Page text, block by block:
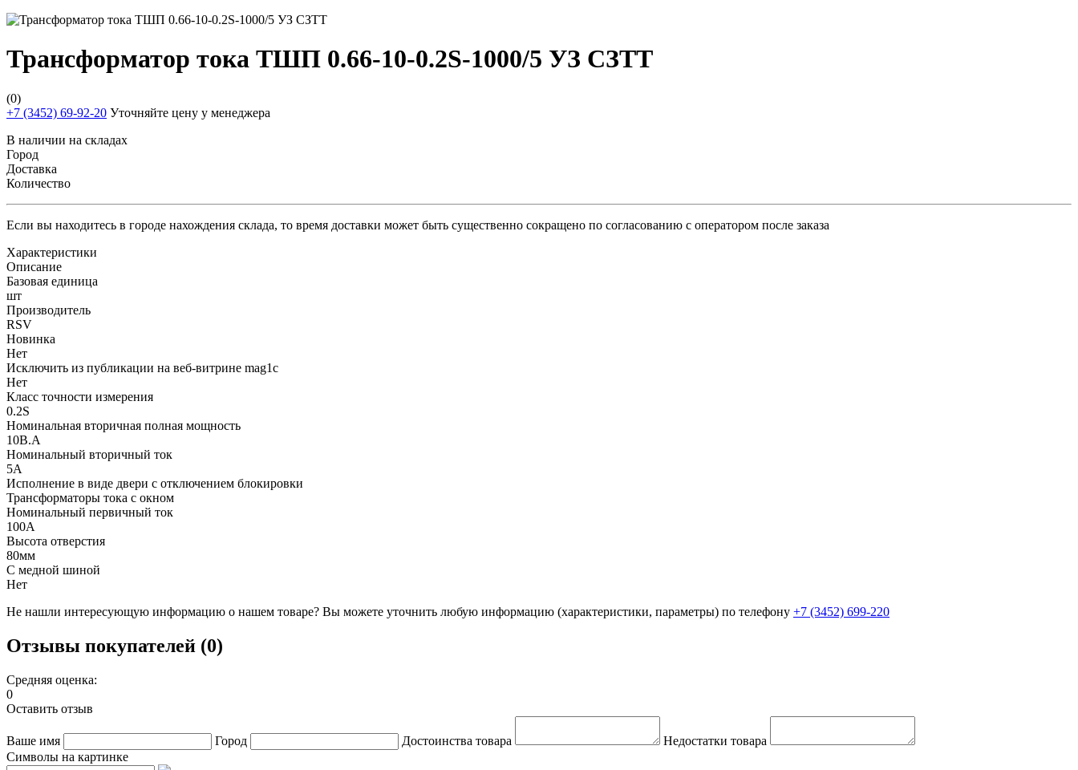
Трансформатор тока ТШП 0.66-10-0.2S-1000/5 УЗ СЗТТ
(0)
+7 (3452) 69-92-20 Уточняйте цену у менеджера
В наличии на складах
Город
Доставка
Количество
Если вы находитесь в городе нахождения склада, то время доставки может быть существенно сокращено по согласованию с оператором после заказа
Характеристики
Описание
Базовая единица
шт
Производитель
RSV
Новинка
Нет
Исключить из публикации на веб-витрине mag1c
Нет
Класс точности измерения
0.2S
Номинальная вторичная полная мощность
10В.А
Номинальный вторичный ток
5А
Исполнение в виде двери с отключением блокировки
Трансформаторы тока с окном
Номинальный первичный ток
100А
Высота отверстия
80мм
С медной шиной
Нет
Не нашли интересующую информацию о нашем товаре? Вы можете уточнить любую информацию (характеристики, параметры) по телефону +7 (3452) 699-220
Отзывы покупателей (0)
Средняя оценка:
0
Оставить отзыв
Ваше имя Город Достоинства товара
Недостатки товара
Символы на картинке